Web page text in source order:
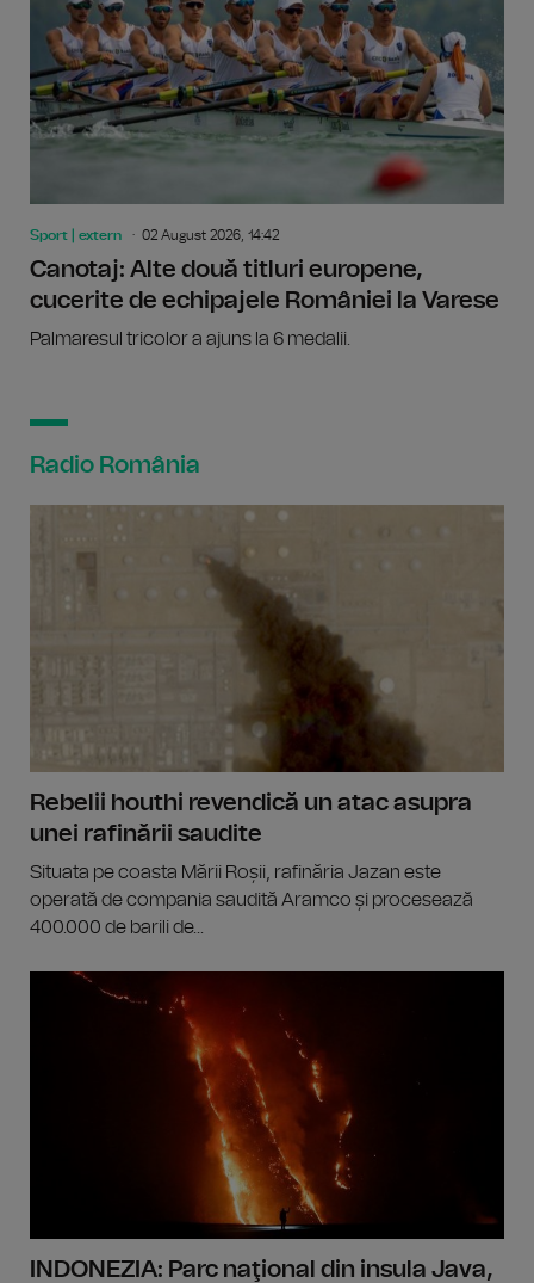
Sport | extern 02 August 2026, 14:42
Canotaj: Alte două titluri europene,
cucerite de echipajele României la Varese
Palmaresul tricolor a ajuns la 6 medalii.
Radio România
Rebelii houthi revendică un atac asupra
unei rafinării saudite
Situata pe coasta Mării Roșii, rafinăria Jazan este
operată de compania saudită Aramco și procesează
400.000 de barili de...
INDONEZIA: Parc naţional din insula Java,